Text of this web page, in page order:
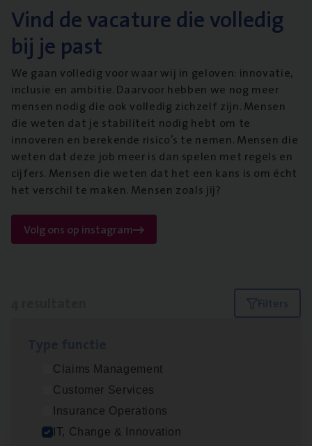
Vind de vacature die volledig
bij je past
We gaan volledig voor waar wij in geloven: innovatie,
inclusie en ambitie. Daarvoor hebben we nog meer
mensen nodig die ook volledig zichzelf zijn. Mensen
die weten dat je stabiliteit nodig hebt om te
innoveren en berekende risico’s te nemen. Mensen die
weten dat deze job meer is dan spelen met regels en
cijfers. Mensen die weten dat het een kans is om écht
het verschil te maken. Mensen zoals jij?
Volg ons op instagram
Filters
Claims Management
Customer Services
Insurance Operations
IT, Change & Innovation
Busi­ness Analyst
IT, Change & Innovation
Antwerpen